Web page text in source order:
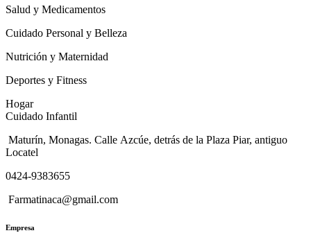
Salud y Medicamentos
Cuidado Personal y Belleza
Nutrición y Maternidad
Deportes y Fitness
Hogar
Cuidado Infantil
Maturín, Monagas. Calle Azcúe, detrás de la Plaza Piar, antiguo
Locatel
0424-9383655
Farmatinaca@gmail.com
Empresa